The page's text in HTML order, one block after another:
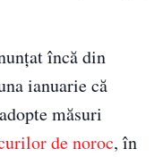
încă din
ianuarie că
măsuri
de noroc, în